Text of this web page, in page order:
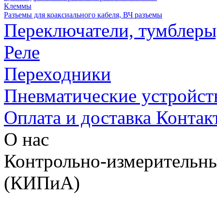
Клеммы
Разъемы для коаксиального кабеля, ВЧ разъемы
Переключатели,
Реле
Переходники
Пневматические
Оплата и доставка
О нас
Контрольно-
(КИПиА)